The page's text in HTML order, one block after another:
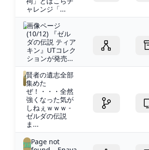
ャレンジ「...
画像ページ
(10/12) 『ゼル
ダの伝説 ティア
キン』UTコレク
ションが発売...
賢者の遺志全部
集めた
ぜ！・・・全然
強くなった気が
しねぇｗｗｗ -
ゼルダの伝説
ま...
Page not